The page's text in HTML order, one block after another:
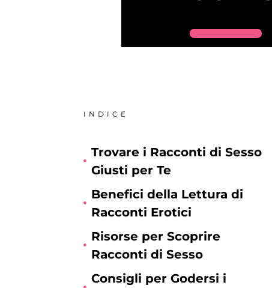
INDICE
Trovare i Racconti di Sesso
Giusti per Te
Benefici della Lettura di
Racconti Erotici
Risorse per Scoprire
Racconti di Sesso
Consigli per Godersi i